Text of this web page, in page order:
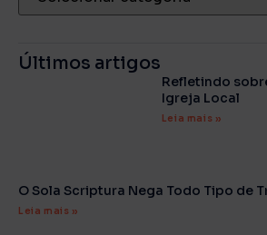
Últimos artigos
Refletindo
Igreja Local
Leia mais »
O Sola Scriptura Nega Todo Tipo de
Leia mais »